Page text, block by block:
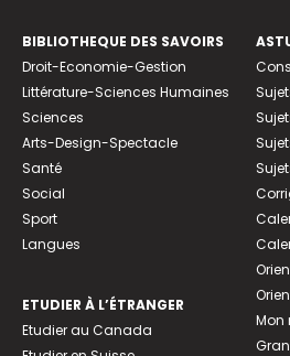
BIBLIOTHEQUE DES SAVOIRS
Droit-Economie-Gestion
Littérature-Sciences Humaines
Sciences
Arts-Design-Spectacle
Santé
Social
Sport
Langues
ETUDIER À L’ÉTRANGER
Etudier au Canada
Mon